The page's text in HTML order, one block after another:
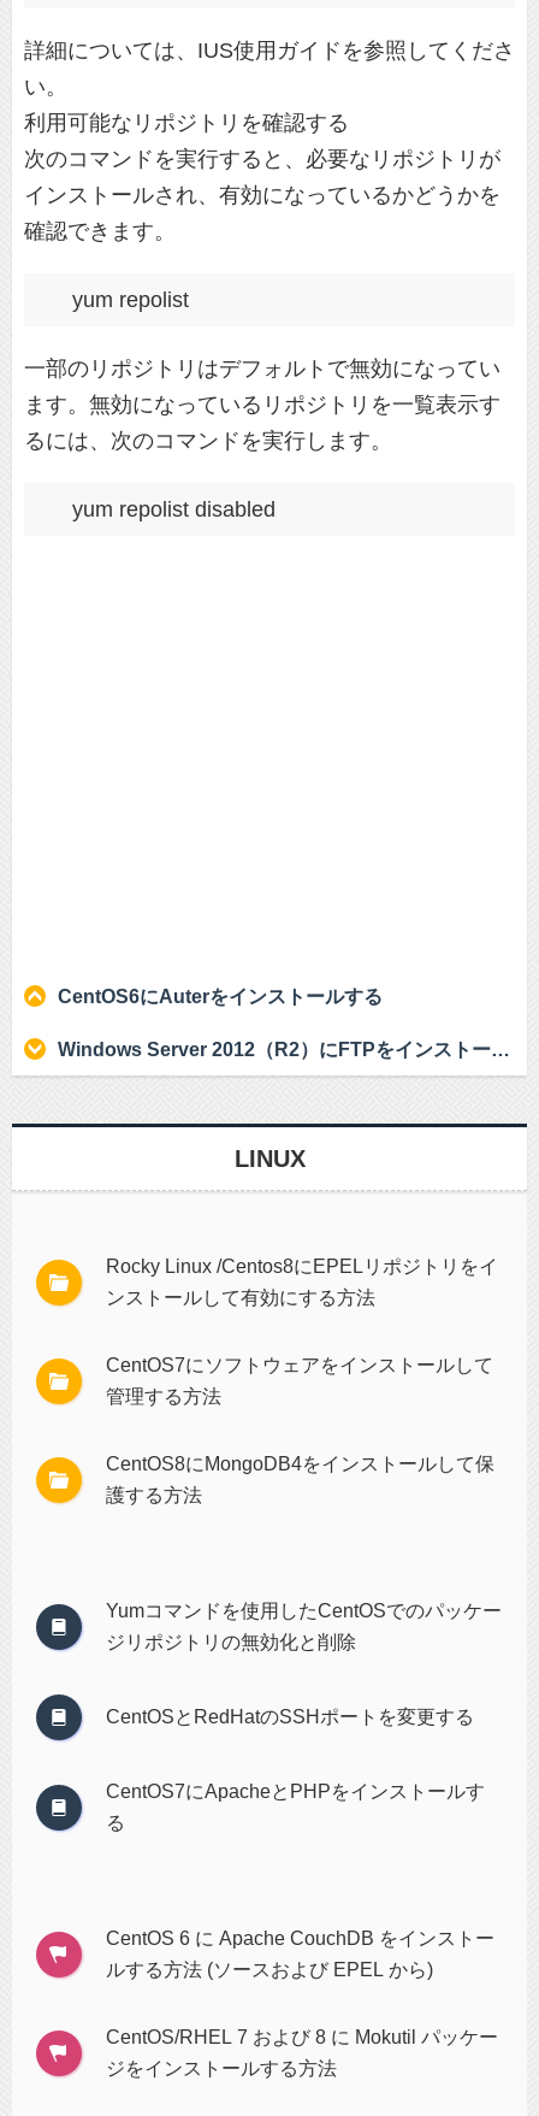
詳細については、IUS使用ガイドを参照してくださ
い。
利用可能なリポジトリを確認する
次のコマンドを実行すると、必要なリポジトリが
インストールされ、有効になっているかどうかを
確認できます。
一部のリポジトリはデフォルトで無効になってい
ます。無効になっているリポジトリを一覧表示す
るには、次のコマンドを実行します。
CentOS6にAuterをインストールする
Windows Server 2012（R2）にFTPをインストールする
LINUX
Rocky Linux /Centos8にEPELリポジトリをイ
ンストールして有効にする方法
CentOS7にソフトウェアをインストールして
管理する方法
CentOS8にMongoDB4をインストールして保
護する方法
Yumコマンドを使用したCentOSでのパッケー
ジリポジトリの無効化と削除
CentOSとRedHatのSSHポートを変更する
CentOS7にApacheとPHPをインストールす
る
CentOS 6 に Apache CouchDB をインストー
ルする方法 (ソースおよび EPEL から)
CentOS/RHEL 7 および 8 に Mokutil パッケー
ジをインストールする方法